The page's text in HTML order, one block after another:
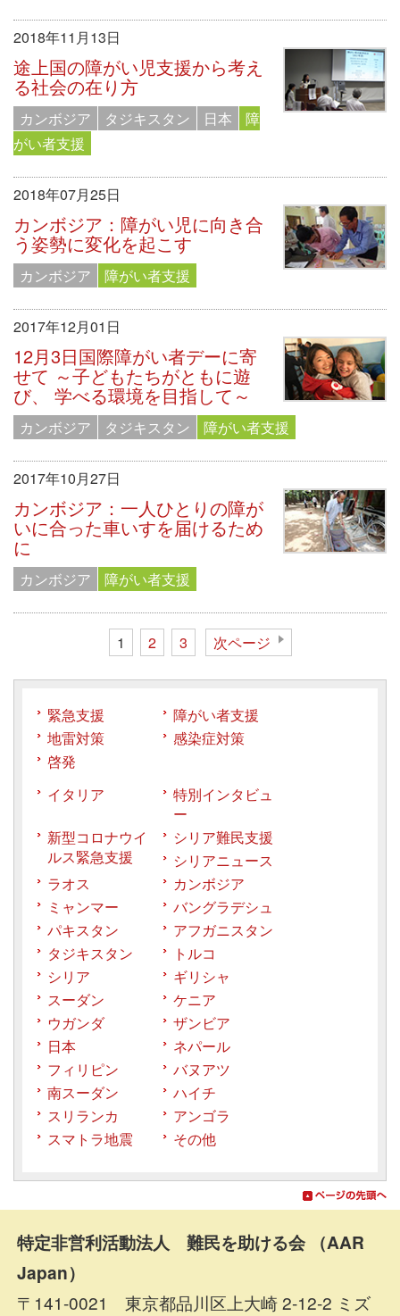
2018年11月13日
途上国の障がい児支援から考え
る社会の在り方
カンボジア タジキスタン 日本
障
がい者支援
2018年07月25日
カンボジア：障がい児に向き合
う姿勢に変化を起こす
カンボジア 障がい者支援
2017年12月01日
12月3日国際障がい者デーに寄
せて ～子どもたちがともに遊
び、 学べる環境を目指して～
カンボジア タジキスタン 障がい者支援
2017年10月27日
カンボジア：一人ひとりの障が
いに合った車いすを届けるため
に
カンボジア 障がい者支援
1 2 3 次ページ
緊急支援
障がい者支援
地雷対策
感染症対策
啓発
イタリア
特別インタビュ
ー
新型コロナウイ
ルス緊急支援
シリア難民支援
シリアニュース
ラオス
カンボジア
ミャンマー
バングラデシュ
パキスタン
アフガニスタン
タジキスタン
トルコ
シリア
ギリシャ
スーダン
ケニア
ウガンダ
ザンビア
日本
ネパール
フィリピン
バヌアツ
南スーダン
ハイチ
スリランカ
アンゴラ
スマトラ地震
その他
特定非営利活動法人 難民を助ける会 （AAR
Japan）
〒141-0021 東京都品川区上大崎 2-12-2 ミズ